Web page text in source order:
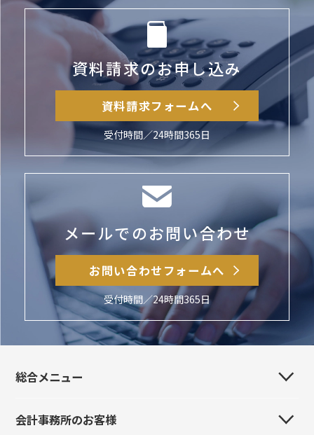
資料請求のお申し込み
資料請求フォームへ
受付時間／24時間365日
メールでのお問い合わせ
お問い合わせフォームへ
受付時間／24時間365日
総合メニュー
会社案内
会計事務所のお客様